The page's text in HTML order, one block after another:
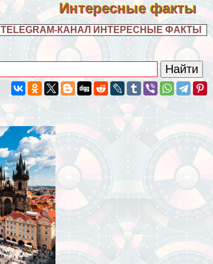
Интересные факты
TELEGRAM-КАНАЛ ИНТЕРЕСНЫЕ ФАКТЫ